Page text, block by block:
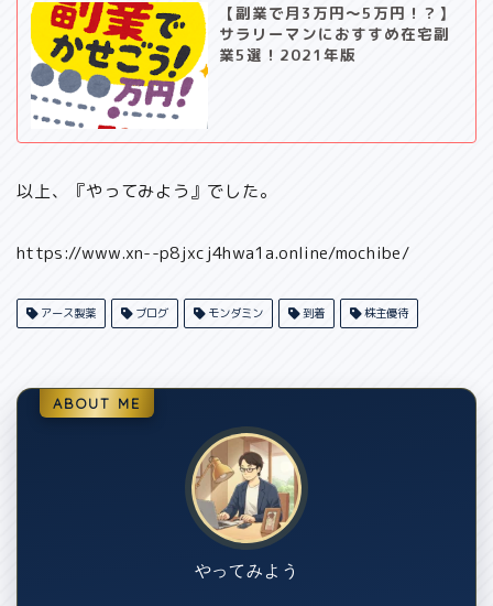
【副業で月3万円～5万円！？】
サラリーマンにおすすめ在宅副
業5選！2021年版
以上、『やってみよう』でした。
https://www.xn--p8jxcj4hwa1a.online/mochibe/
アース製薬 ブログ モンダミン 到着 株主優待
ABOUT ME
やってみよう